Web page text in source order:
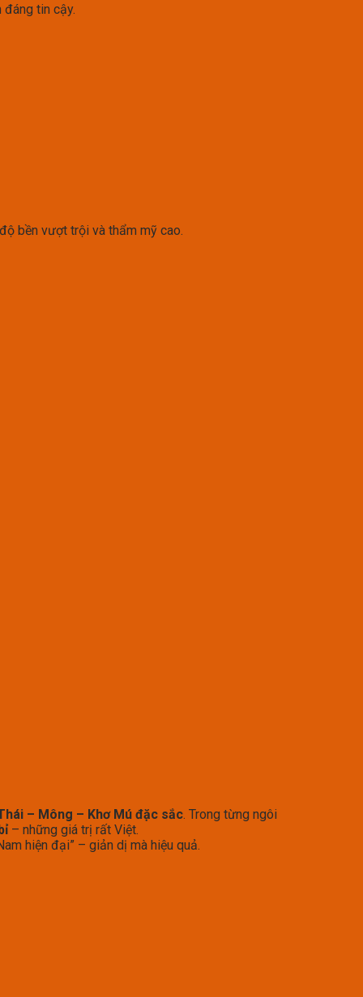
tin cậy.
bền vượt trội và thẩm mỹ cao.
– Mông – Khơ Mú đặc sắc. Trong từng ngôi
– những giá trị rất Việt.
hiện đại” – giản dị mà hiệu quả.